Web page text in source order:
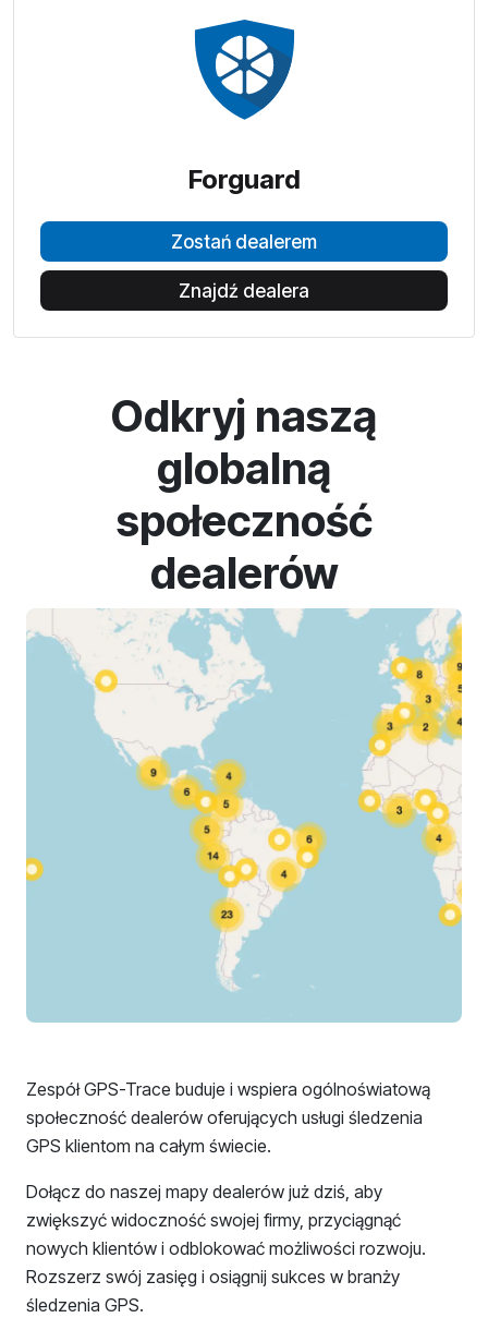
Forguard
Zostań dealerem
Znajdź dealera
Odkryj naszą
globalną
społeczność
dealerów
Zespół GPS-Trace buduje i wspiera ogólnoświatową
społeczność dealerów oferujących usługi śledzenia
GPS klientom na całym świecie.
Dołącz do naszej mapy dealerów już dziś, aby
zwiększyć widoczność swojej firmy, przyciągnąć
nowych klientów i odblokować możliwości rozwoju.
Rozszerz swój zasięg i osiągnij sukces w branży
śledzenia GPS.